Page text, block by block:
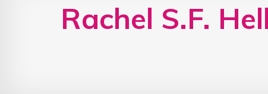
Rachel S.F.